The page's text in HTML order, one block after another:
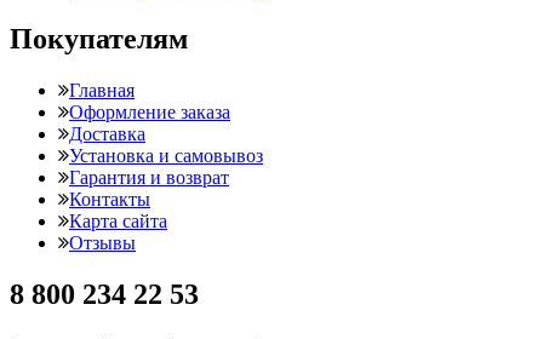
Покупателям
Главная
Оформление заказа
Доставка
Установка и самовывоз
Гарантия и возврат
Контакты
Карта сайта
Отзывы
8 800 234 22 53